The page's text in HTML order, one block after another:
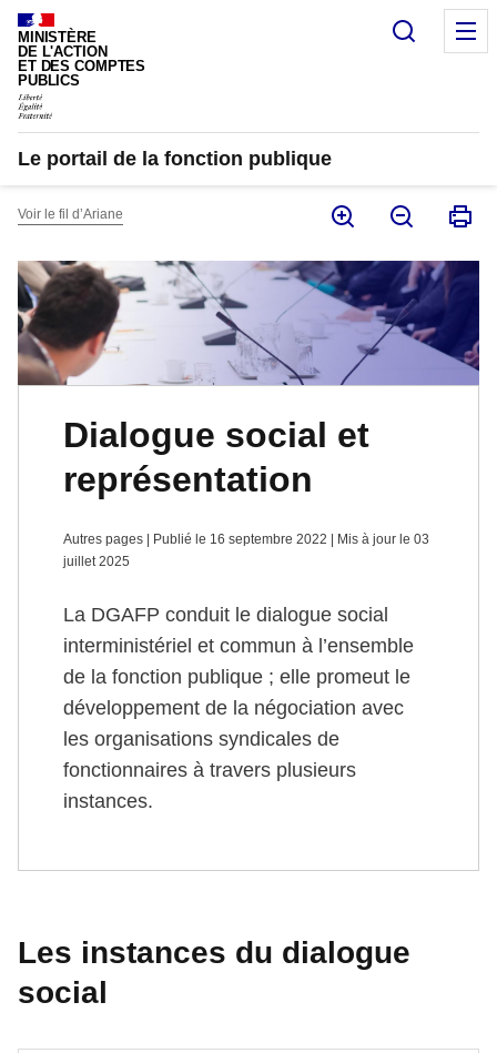
Panneau de gestion des cookies
MINISTÈRE
DE L'ACTION
ET DES COMPTES
PUBLICS
Le portail de la fonction publique
Voir le fil d’Ariane
Dialogue social et
représentation
Autres pages | Publié le 16 septembre 2022 | Mis à jour le 03
juillet 2025
La DGAFP conduit le dialogue social
interministériel et commun à l’ensemble
de la fonction publique ; elle promeut le
développement de la négociation avec
les organisations syndicales de
fonctionnaires à travers plusieurs
instances.
Les instances du dialogue
social